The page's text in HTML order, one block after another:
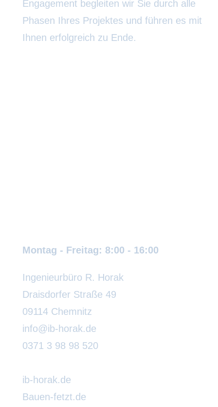
Engagement begleiten wir Sie durch alle
Phasen Ihres Projektes und führen es mit
Ihnen erfolgreich zu Ende.
Montag - Freitag: 8:00 - 16:00
Ingenieurbüro R. Horak
Draisdorfer Straße 49
09114 Chemnitz
info@ib-horak.de
0371 3 98 98 520
ib-horak.de
Bauen-fetzt.de